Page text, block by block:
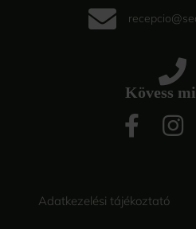
Kövess
Adatkezelési tájékoztató